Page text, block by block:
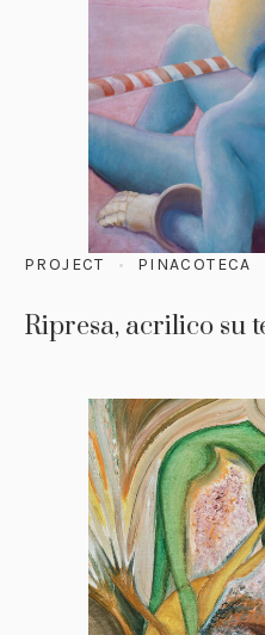
PROJECT PINACOTECA
Ripresa, acrilico su